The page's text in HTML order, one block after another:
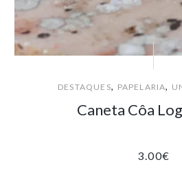
DESTAQUES, PAPELARIA,
Caneta Côa
3.00€